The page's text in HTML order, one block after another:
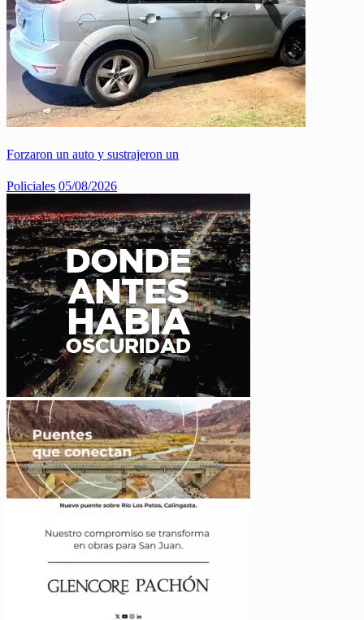
Forzaron un auto y sustrajeron un
Policiales 05/08/2026